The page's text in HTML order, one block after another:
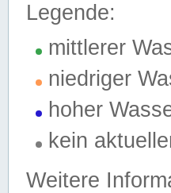
Legende:
mittlerer
niedriger
hoher
kein
Weitere